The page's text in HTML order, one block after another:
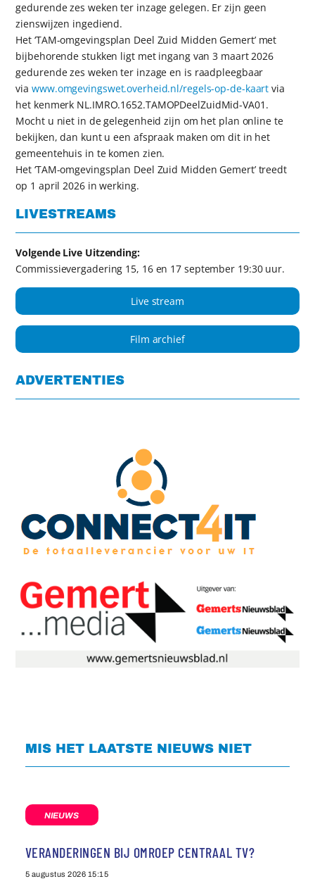
gedurende zes weken ter inzage gelegen. Er zijn geen
zienswijzen ingediend.
Het ‘TAM-omgevingsplan Deel Zuid Midden Gemert’ met
bijbehorende stukken ligt met ingang van 3 maart 2026
gedurende zes weken ter inzage en is raadpleegbaar
via www.omgevingswet.overheid.nl/regels-op-de-kaart via
het kenmerk NL.IMRO.1652.TAMOPDeelZuidMid-VA01.
Mocht u niet in de gelegenheid zijn om het plan online te
bekijken, dan kunt u een afspraak maken om dit in het
gemeentehuis in te komen zien.
Het ‘TAM-omgevingsplan Deel Zuid Midden Gemert’ treedt
op 1 april 2026 in werking.
LIVESTREAMS
Volgende Live Uitzending:
Commissievergadering 15, 16 en 17 september 19:30 uur.
Live stream
Film archief
ADVERTENTIES
MIS HET LAATSTE NIEUWS NIET
NIEUWS
VERANDERINGEN BIJ OMROEP CENTRAAL TV?
5 augustus 2026 15:15